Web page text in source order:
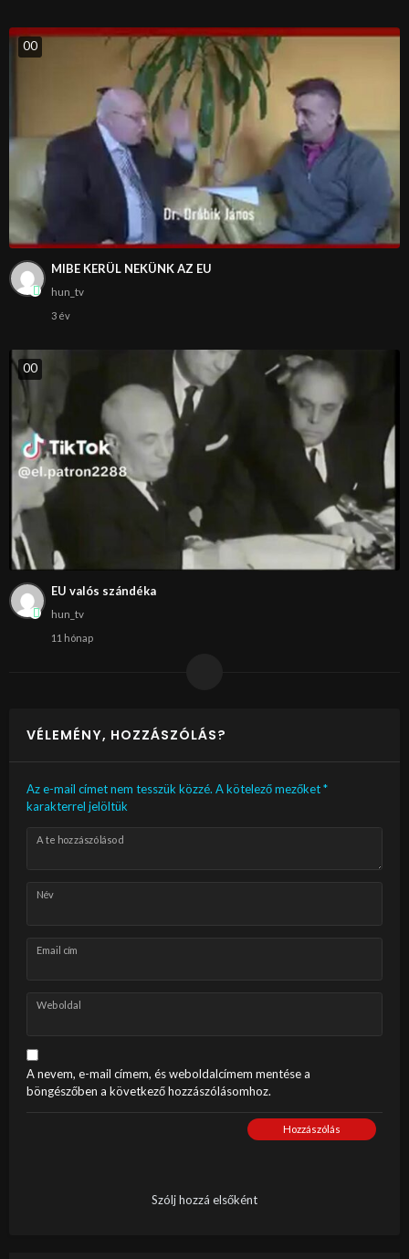
00
MIBE KERÜL NEKÜNK AZ EU
hun_tv
3 év
00
EU valós szándéka
hun_tv
11 hónap
VÉLEMÉNY, HOZZÁSZÓLÁS?
Az e-mail címet nem tesszük közzé. A kötelező mezőket*
karakterrel jelöltük
A te hozzászólásod
Név
Email cím
Weboldal
A nevem, e-mail címem, és weboldalcímem mentése a
böngészőben a következő hozzászólásomhoz.
Hozzászólás
Szólj hozzá elsőként